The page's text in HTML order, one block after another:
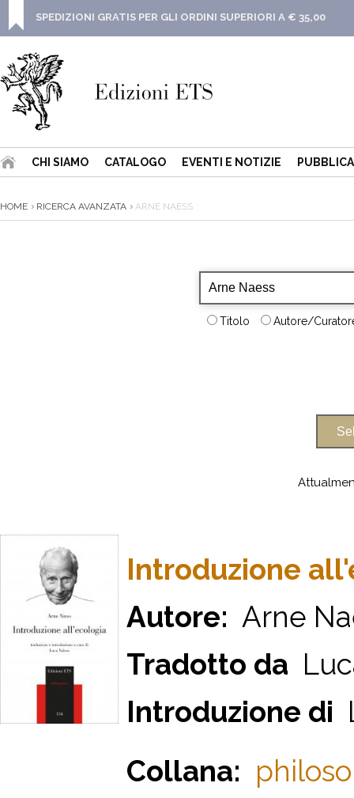
SPEDIZIONI GRATIS PER GLI ORDINI SUPERIORI A € 35,00
CHI SIAMO CATALOGO EVENTI E NOTIZIE
HOME RICERCA AVANZATA ARNE NAESS
Titolo Autore/
Introduzione
Autore: Arne
Tradotto da
Introduzione di
Collana: